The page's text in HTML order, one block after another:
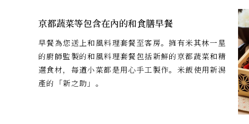
京都蔬菜等包含在內的和食膳早餐
早餐為您送上和風料理套餐至客房。擁有米其林一星
的廚師監製的和風料理套餐包括新鮮的京都蔬菜和精
選食材，每道小菜都是用心手工製作。米飯使用新潟
產的「新之助」。